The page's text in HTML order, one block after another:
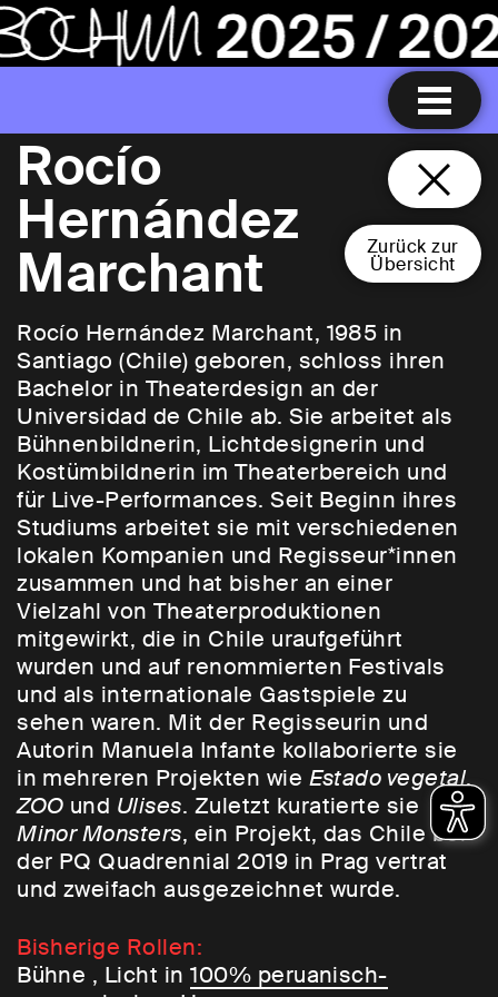
Zurück zur
Übersicht
Rocío
Hernández
Marchant
Rocío Hernández Marchant, 1985 in
Santiago (Chile) geboren, schloss ihren
Bachelor in Theaterdesign an der
Universidad de Chile ab. Sie arbeitet als
Bühnenbildnerin, Lichtdesignerin und
Kostümbildnerin im Theaterbereich und
für Live-Performances. Seit Beginn ihres
Studiums arbeitet sie mit verschiedenen
lokalen Kompanien und Regisseur*innen
zusammen und hat bisher an einer
Vielzahl von Theaterproduktionen
mitgewirkt, die in Chile uraufgeführt
wurden und auf renommierten Festivals
und als internationale Gastspiele zu
sehen waren. Mit der Regisseurin und
Autorin Manuela Infante kollaborierte sie
in mehreren Projekten wie Estado vegetal,
ZOO und Ulises. Zuletzt kuratierte sie
Minor Monsters, ein Projekt, das Chile bei
der PQ Quadrennial 2019 in Prag vertrat
und zweifach ausgezeichnet wurde.
Bisherige Rollen:
Bühne , Licht in100% peruanisch-